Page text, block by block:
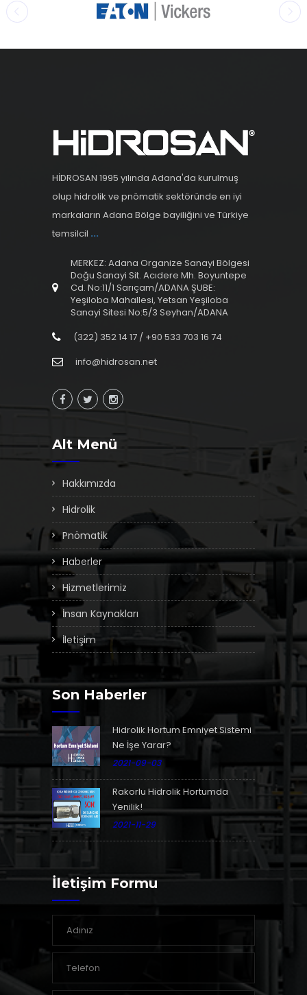
HİDROSAN 1995 yılında Adana'da kurulmuş
olup hidrolik ve pnömatik sektöründe en iyi
markaların Adana Bölge bayiliğini ve Türkiye
temsilcil ...
MERKEZ: Adana Organize Sanayi Bölgesi
Doğu Sanayi Sit. Acıdere Mh. Boyuntepe
Cd. No:11/1 Sarıçam/ADANA ŞUBE:
Yeşiloba Mahallesi, Yetsan Yeşiloba
Sanayi Sitesi No:5/3 Seyhan/ADANA
(322) 352 14 17 / +90 533 703 16 74
info@hidrosan.net
Alt Menü
Hakkımızda
Hidrolik
Pnömatik
Haberler
Hizmetlerimiz
İnsan Kaynakları
İletişim
Son Haberler
Hidrolik Hortum Emniyet Sistemi
Ne İşe Yarar?
2021-09-03
Rakorlu Hidrolik Hortumda
Yenilik!
2021-11-29
İletişim Formu